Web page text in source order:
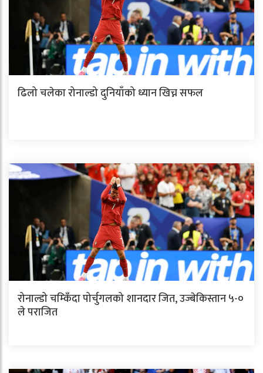
ढिलो चलेका रोनाल्डो दुनियाँको ध्यान खिच्न सफल
रोनाल्डो चम्किँदा पोर्चुगलको शानदार जित, उज्बेकिस्तान ५-०
ले पराजित